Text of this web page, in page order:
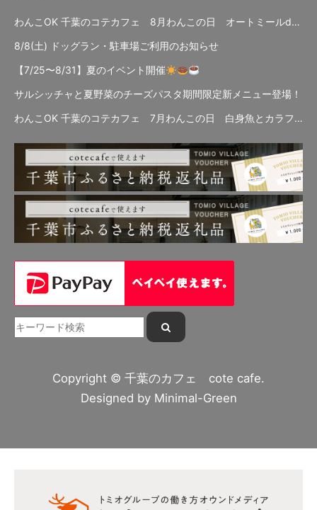
わんこOK 千葉のコテカフェ 8月わんこの日 オートミールdeローストビーフライス
8/8(土) ドッグラン・駐車場ご利用のお知らせ
【7/25〜8/31】夏のイベント開催
サルシッチャと夏野菜のチーズパスタ期間限定新メニュー登場！
わんこOK 千葉のコテカフェ 7月わんこの日 白身魚とカラフルやさいのオムレツ
Copyright © 千葉のカフェ cote cafe.
Designed by Minimal-Green